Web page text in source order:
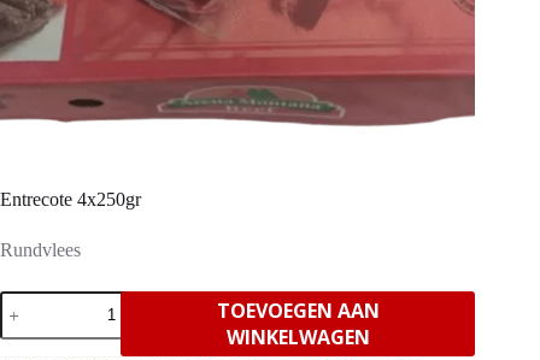
Entrecote 4x250gr
Rundvlees
Entrecote
4x250gr
aantal
TOEVOEGEN AAN
WINKELWAGEN